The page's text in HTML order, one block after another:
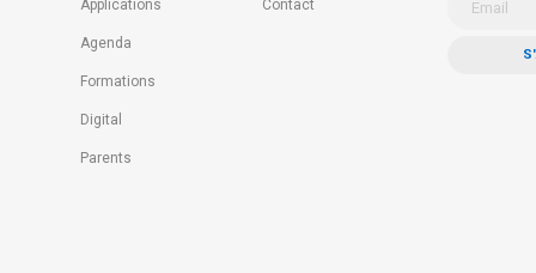
Applications
Agenda
Formations
Digital
Parents
Contact